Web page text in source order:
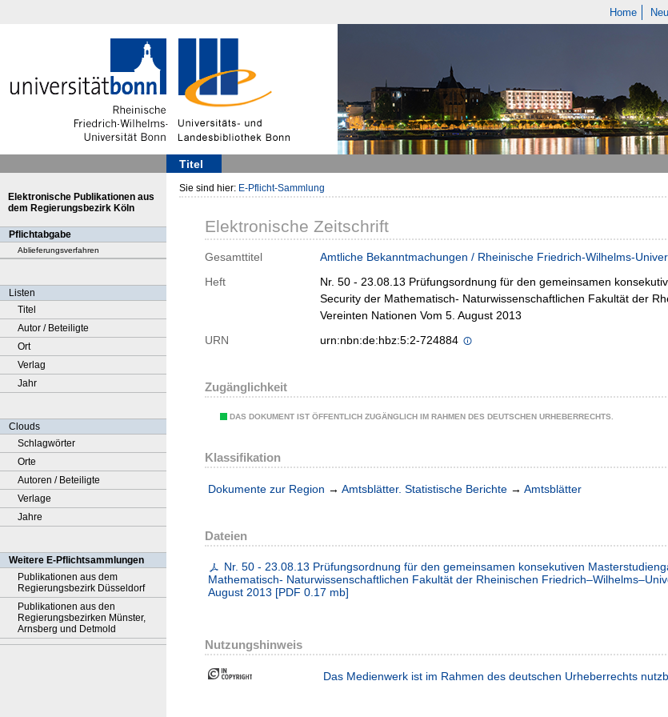
Home
Titel
Elektronische Publikationen aus
dem Regierungsbezirk Köln
Pflichtabgabe
Ablieferungsverfahren
Listen
Titel
Autor / Beteiligte
Ort
Verlag
Jahr
Clouds
Schlagwörter
Orte
Autoren / Beteiligte
Verlage
Jahre
Weitere E-Pflichtsammlungen
Publikationen aus dem
Regierungsbezirk Düsseldorf
Publikationen aus den
Regierungsbezirken Münster,
Arnsberg und Detmold
Sie sind hier: E-Pflicht-Sammlung
Elektronische Zeitschrift
Gesamttitel
Amtliche Bekanntmachungen / Rheinische Friedrich-Wilhelms-
Heft
Nr. 50 - 23.08.13 Prüfungsordnung für den gemeinsamen
Security der Mathematisch- Naturwissenschaftlichen Fakultät der
Vereinten Nationen Vom 5. August 2013
URN
urn:nbn:de:hbz:5:2-724884
Zugänglichkeit
DAS DOKUMENT IST ÖFFENTLICH ZUGÄNGLICH IM RAHMEN DES DEUTSCHEN URHEBERRECHTS.
Klassifikation
Dokumente zur Region → Amtsblätter. Statistische Berichte → Amtsblätter
Dateien
Nr. 50 - 23.08.13 Prüfungsordnung für den gemeinsamen konsekutiven
Mathematisch- Naturwissenschaftlichen Fakultät der Rheinischen
August 2013 [PDF 0.17 mb]
Nutzungshinweis
Das Medienwerk ist im Rahmen des deutschen Urheberrechts